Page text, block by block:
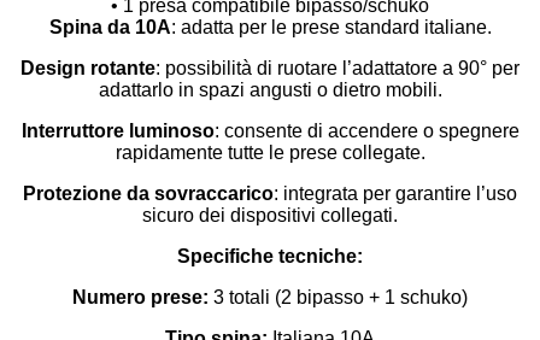
• 1 presa compatibile bipasso/schuko
Spina da 10A: adatta per le prese standard italiane.
Design rotante: possibilità di ruotare l’adattatore a 90° per
adattarlo in spazi angusti o dietro mobili.
Interruttore luminoso: consente di accendere o spegnere
rapidamente tutte le prese collegate.
Protezione da sovraccarico: integrata per garantire l’uso
sicuro dei dispositivi collegati.
Specifiche tecniche:
Numero prese: 3 totali (2 bipasso + 1 schuko)